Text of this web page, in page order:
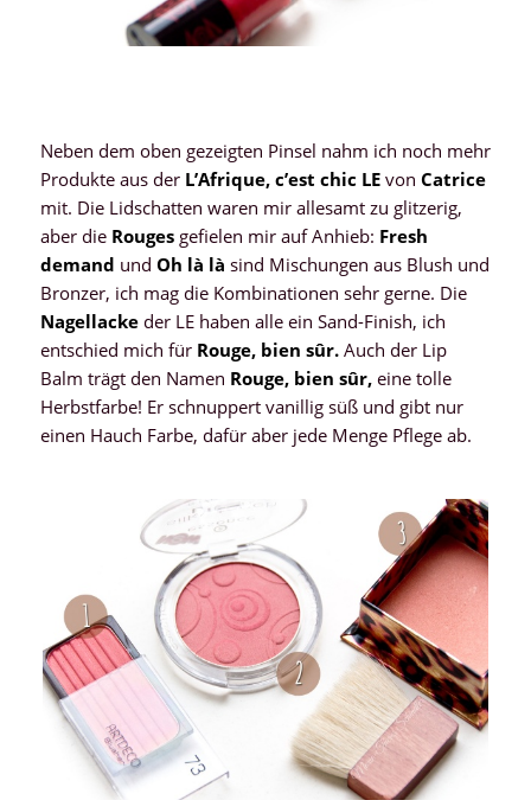
Neben dem oben gezeigten Pinsel nahm ich noch mehr
Produkte aus der L’Afrique, c’est chic LEvon Catrice
mit. Die Lidschatten waren mir allesamt zu glitzerig,
aber die Rougesgefielen mir auf Anhieb: Fresh
demand und Oh là là sind Mischungen aus Blush und
Bronzer, ich mag die Kombinationen sehr gerne. Die
Nagellackeder LE haben alle ein Sand-Finish, ich
entschied mich für Rouge, bien sûr.Auch der Lip
Balm trägt den Namen Rouge, bien sûr,eine tolle
Herbstfarbe! Er schnuppert vanillig süß und gibt nur
einen Hauch Farbe, dafür aber jede Menge Pflege ab.